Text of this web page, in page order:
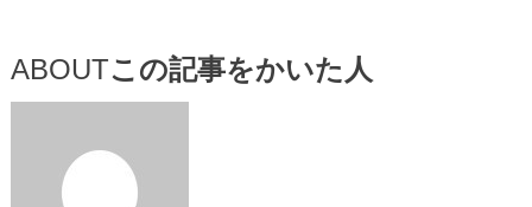
ABOUTこの記事をかいた人